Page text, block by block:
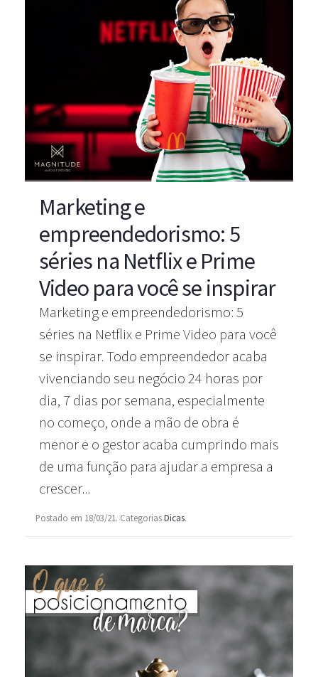
Marketing e
empreendedorismo: 5
séries na Netflix e Prime
Video para você se inspirar
Marketing e empreendedorismo: 5
séries na Netflix e Prime Video para você
se inspirar. Todo empreendedor acaba
vivenciando seu negócio 24 horas por
dia, 7 dias por semana, especialmente
no começo, onde a mão de obra é
menor e o gestor acaba cumprindo mais
de uma função para ajudar a empresa a
crescer...
Postado em 18/03/21. CategoriasDicas.